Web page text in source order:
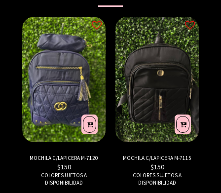
MOCHILA C/LAPICERA M-7120
$150
COLORES UJETOS A
DISPONIBILIDAD
MOCHILA C/LAPICERA M-7115
$150
COLORES SUJETOS A
DISPONIBILIDAD